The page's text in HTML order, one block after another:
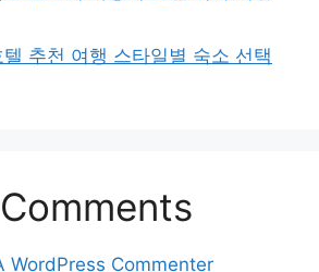
추천 여행 스타일별 숙소 선택
WordPress Commenter